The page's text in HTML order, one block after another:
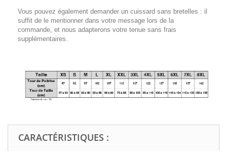
Vous pouvez également demander un cuissard sans bretelles : il
suffit de le mentionner dans votre message lors de la
commande, et nous adapterons votre tenue sans frais
supplémentaires.
CARACTÉRISTIQUES :